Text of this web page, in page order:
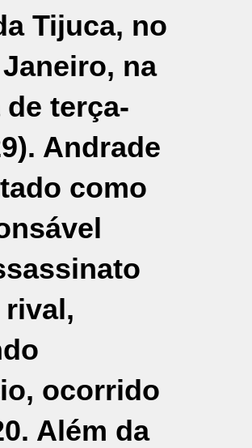
Tijuca, no
, na
de terça-
Andrade
como
rival,
ocorrido
Além da